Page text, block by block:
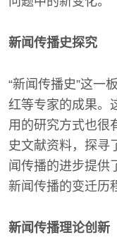
新闻传播史探究
“新闻传播史”这一
红等专家的成果。
用的研究方式也很
史文献资料，探寻
闻传播的进步提供
新闻传播的变迁历
新闻传播理论创新